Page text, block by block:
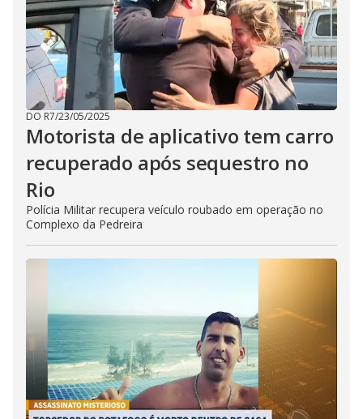
DO R7/23/05/2025
Motorista de aplicativo tem carro
recuperado após sequestro no
Rio
Polícia Militar recupera veículo roubado em operação no
Complexo da Pedreira